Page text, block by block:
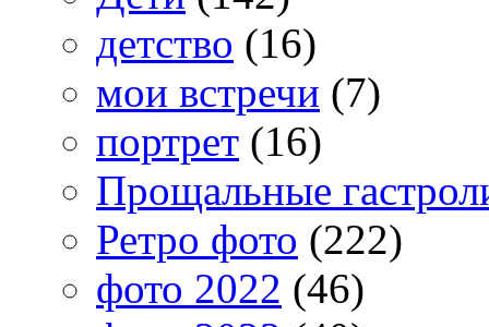
детство (16)
мои встречи (7)
портрет (16)
Прощальные
Ретро фото (222)
фото 2022 (46)